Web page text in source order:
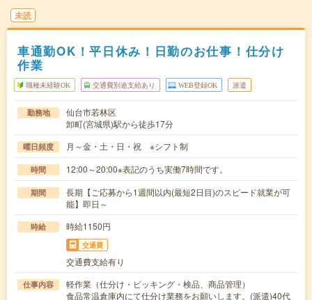
未読
車通勤OK！平日休み！日勤のお仕事！仕分け
作業
職種未経験OK 交通費別途支給あり WEB登録OK 派遣
勤務地
仙台市若林区
卸町(宮城県)駅から徒歩17分
曜日頻度 月～金・土・日・祝 ※シフト制
時間 12:00～20:00※表記のうち実働7時間です。
期間
長期【ご応募から1週間以内(最短2日目)のスピード就業が可
能】即日～
時給 時給1150円
交通費
交通費支給有り
仕事内容
軽作業（仕分け・ピッキング・検品、商品管理）
食品常温倉庫内にて仕分け業務をお願いします。(派遣)40代